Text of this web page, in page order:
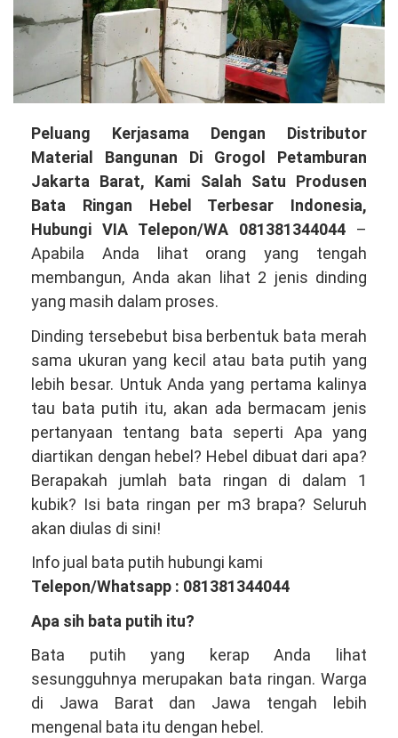
Peluang
Kerjasama
Dengan
Distributor
Material
Bangunan
Di
Grogol
Jakarta
Satu
Terbesar
Indonesia
Peluang Kerjasama Dengan Distributor
Material Bangunan Di Grogol Petamburan
Jakarta Barat, Kami Salah Satu Produsen
Bata Ringan Hebel Terbesar Indonesia,
Hubungi VIA Telepon/WA 081381344044 –
Apabila Anda lihat orang yang tengah
membangun, Anda akan lihat 2 jenis dinding
yang masih dalam proses.
Dinding tersebebut bisa berbentuk bata merah
sama ukuran yang kecil atau bata putih yang
lebih besar. Untuk Anda yang pertama kalinya
tau bata putih itu, akan ada bermacam jenis
pertanyaan tentang bata seperti Apa yang
diartikan dengan hebel? Hebel dibuat dari apa?
Berapakah jumlah bata ringan di dalam 1
kubik? Isi bata ringan per m3 brapa? Seluruh
akan diulas di sini!
Info jual bata putih hubungi kami
Telepon/Whatsapp : 081381344044
Apa sih bata putih itu?
Bata putih yang kerap Anda lihat
sesungguhnya merupakan bata ringan. Warga
di Jawa Barat dan Jawa tengah lebih
mengenal bata itu dengan hebel.